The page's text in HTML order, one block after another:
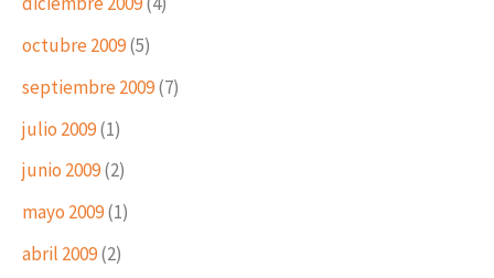
octubre 2009(5)
septiembre 2009(7)
julio 2009(1)
junio 2009(2)
mayo 2009(1)
abril 2009(2)